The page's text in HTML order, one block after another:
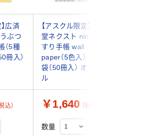
広済
ぶつ
（5種
冊入）
【アスクル限定】広済
堂ネクスト ninaおく
すり手帳 wall
paper（5色入） 32P 1
袋（50冊入） オリジナ
ル
込） ￥1,640 （税込）
数量